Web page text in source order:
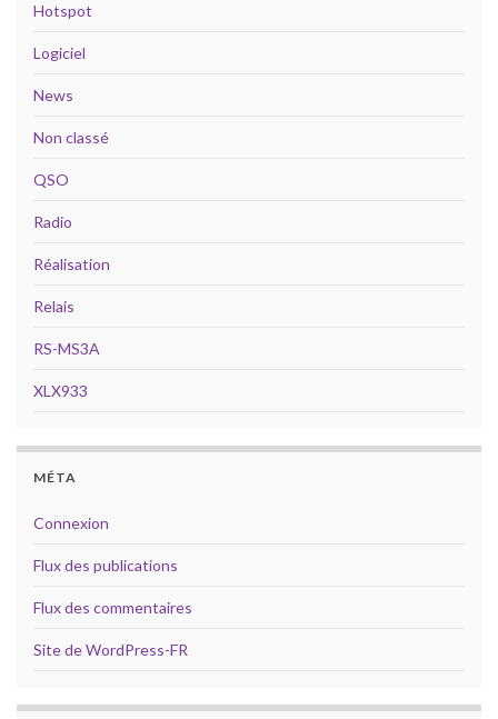
Hotspot
Logiciel
News
Non classé
QSO
Radio
Réalisation
Relais
RS-MS3A
XLX933
MÉTA
Connexion
Flux des publications
Flux des commentaires
Site de WordPress-FR